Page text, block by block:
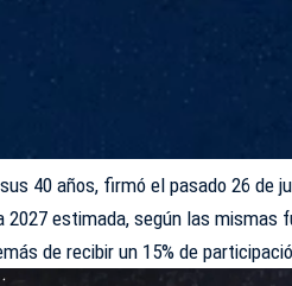
40 años, firmó el pasado 26 de
2027 estimada, según las mismas
de recibir un 15% de